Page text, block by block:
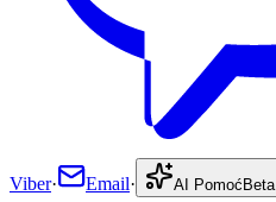
Viber· Email· AI Pomoć Beta